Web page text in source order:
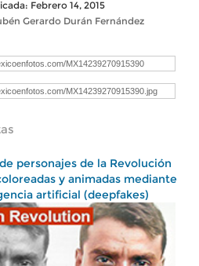
Febrero 14, 2015
Gerardo Durán Fernández
personajes de la Revolución
y animadas mediante
artificial (deepfakes)